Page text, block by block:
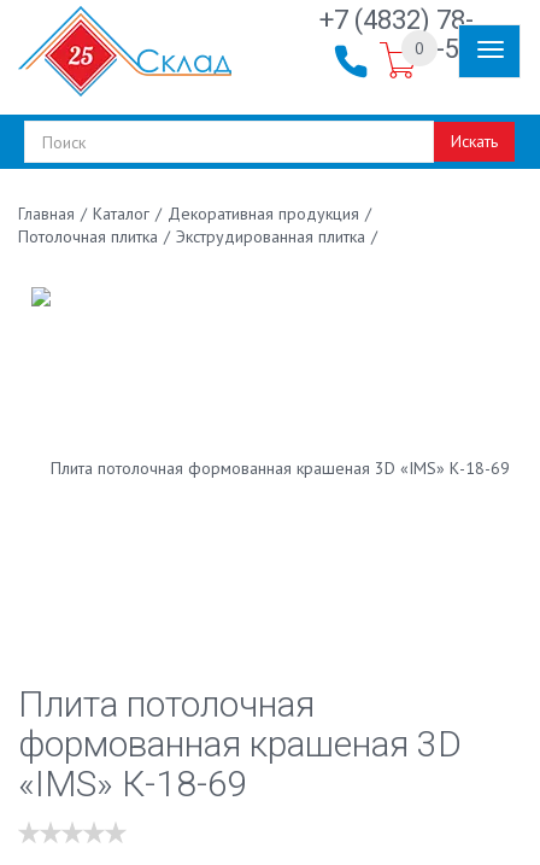
+7 (4832) 78-
30-50
Искать
0
Главная / Каталог / Декоративная продукция /
Потолочная плитка / Экструдированная плитка /
Плита потолочная
формованная крашеная 3D
«IMS» К-18-69